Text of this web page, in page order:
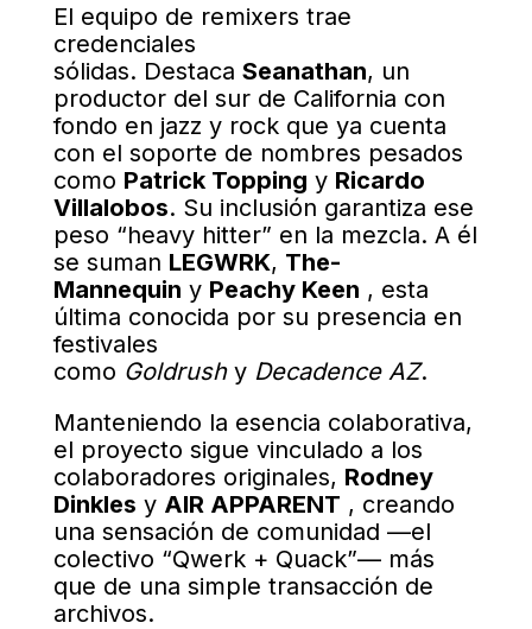
El equipo de remixers trae
credenciales
sólidas. Destaca Seanathan, un
productor del sur de California con
fondo en jazz y rock que ya cuenta
con el soporte de nombres pesados
como Patrick Topping y Ricardo
Villalobos. Su inclusión garantiza ese
peso “heavy hitter” en la mezcla. A él
se suman LEGWRK, The-
Mannequin y Peachy Keen , esta
última conocida por su presencia en
festivales
como Goldrushy Decadence AZ.
Manteniendo la esencia colaborativa,
el proyecto sigue vinculado a los
colaboradores originales, Rodney
Dinkles y AIR APPARENT , creando
una sensación de comunidad —el
colectivo “Qwerk + Quack”— más
que de una simple transacción de
archivos.